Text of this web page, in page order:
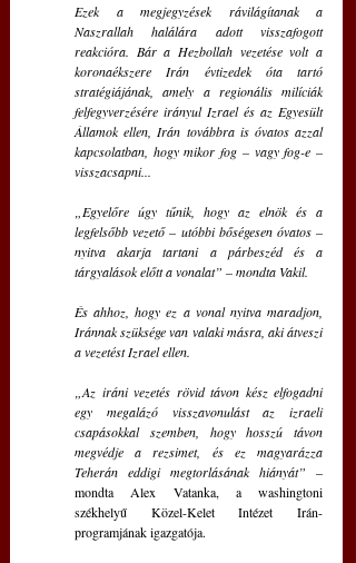
Ezek a megjegyzések rávilágítanak a
Naszrallah halálára adott visszafogott
reakcióra. Bár a Hezbollah vezetése volt a
koronaékszere Irán évtizedek óta tartó
stratégiájának, amely a regionális milíciák
felfegyverzésére irányul Izrael és az Egyesült
Államok ellen, Irán továbbra is óvatos azzal
kapcsolatban, hogy mikor fog – vagy fog-e –
visszacsapni...
„Egyelőre úgy tűnik, hogy az elnök és a
legfelsőbb vezető – utóbbi bőségesen óvatos –
nyitva akarja tartani a párbeszéd és a
tárgyalások előtt a vonalat” – mondta Vakil.
És ahhoz, hogy ez a vonal nyitva maradjon,
Iránnak szüksége van valaki másra, aki átveszi
a vezetést Izrael ellen.
„Az iráni vezetés rövid távon kész elfogadni
egy megalázó visszavonulást az izraeli
csapásokkal szemben, hogy hosszú távon
megvédje a rezsimet, és ez magyarázza
Teherán eddigi megtorlásának hiányát” –
mondta Alex Vatanka, a washingtoni
székhelyű Közel-Kelet Intézet Irán-
programjának igazgatója.